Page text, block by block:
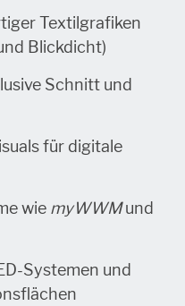
Textilgrafiken
Blickdicht)
Schnitt und
für digitale
wie myWWMund
Systemen und